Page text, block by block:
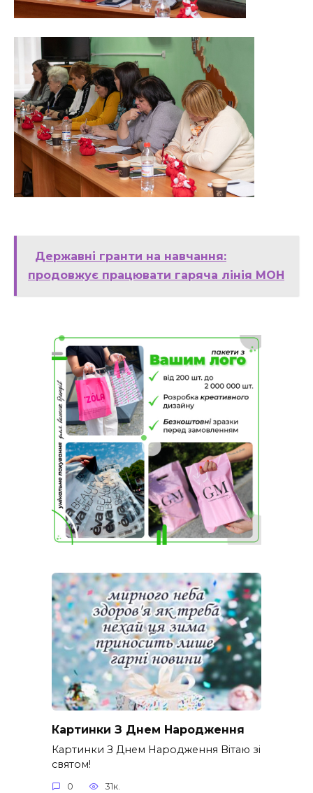
Державні гранти на навчання:
продовжує працювати гаряча лінія МОН
Картинки З Днем Народження
Картинки З Днем Народження Вітаю зі
святом!
0 31к.